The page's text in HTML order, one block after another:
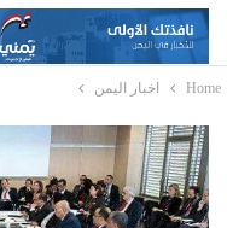
Home اخبار اليمن